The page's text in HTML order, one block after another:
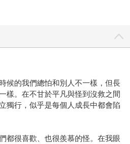
候的我們總怕和別人不一樣，但長
樣。在不甘於平凡與怪到沒救之間
獨行，似乎是每個人成長中都會陷
都很喜歡、也很羨慕的怪。在我眼